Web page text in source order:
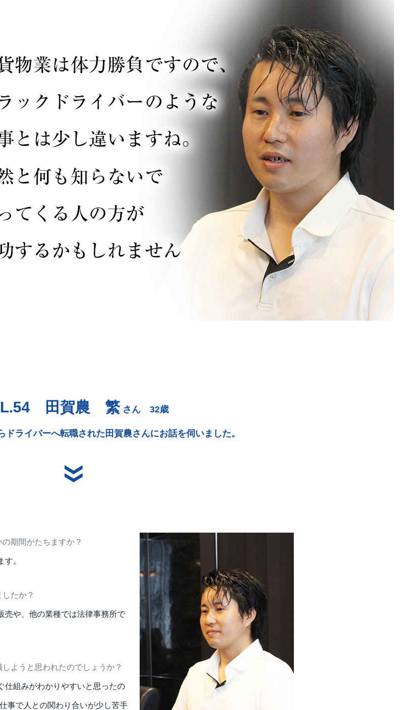
田賀農 繁 さん 32歳
ドライバーへ転職された田賀農さんにお話を伺いました。
期間がたちますか？
。
たか？
売や、他の業種では法律事務所で
ようと思われたのでしょうか？
仕組みがわかりやすいと思ったの
事で人との関わり合いが少し苦手